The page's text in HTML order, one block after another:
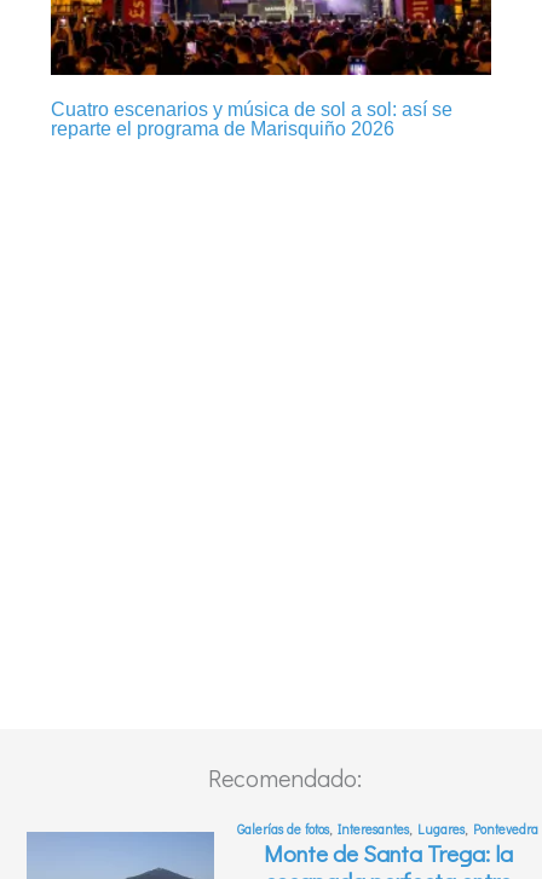
Cuatro escenarios y música de sol a sol: así se
reparte el programa de Marisquiño 2026
Recomendado: